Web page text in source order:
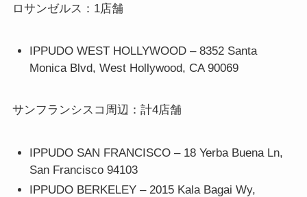
ロサンゼルス：1店舗
IPPUDO WEST HOLLYWOOD – 8352 Santa
Monica Blvd, West Hollywood, CA 90069
サンフランシスコ周辺：計4店舗
IPPUDO SAN FRANCISCO – 18 Yerba Buena Ln,
San Francisco 94103
IPPUDO BERKELEY – 2015 Kala Bagai Wy,